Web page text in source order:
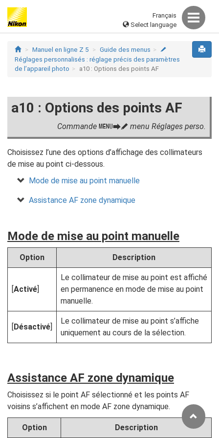
Français
Select language
Manuel en ligne Z 5 Guide des menus A
Réglages personnalisés : réglage précis des paramètres
de l’appareil photo
a10 : Options des points AF
a10 : Options des points AF
Commande GUA menu Réglages perso.
Choisissez l’une des options d’affichage des collimateurs
de mise au point ci-dessous.
Mode de mise au point manuelle
Assistance AF zone dynamique
Mode de mise au point manuelle
Option Description
[Activé]
Le collimateur de mise au point est affiché
en permanence en mode de mise au point
manuelle.
[Désactivé]
Le collimateur de mise au point s’affiche
uniquement au cours de la sélection.
Assistance AF zone dynamique
Choisissez si le point AF sélectionné et les points AF
voisins s’affichent en mode AF zone dynamique.
Option Description